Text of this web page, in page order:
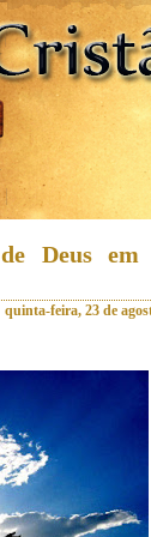
Deus em
quinta-feira, 23 de